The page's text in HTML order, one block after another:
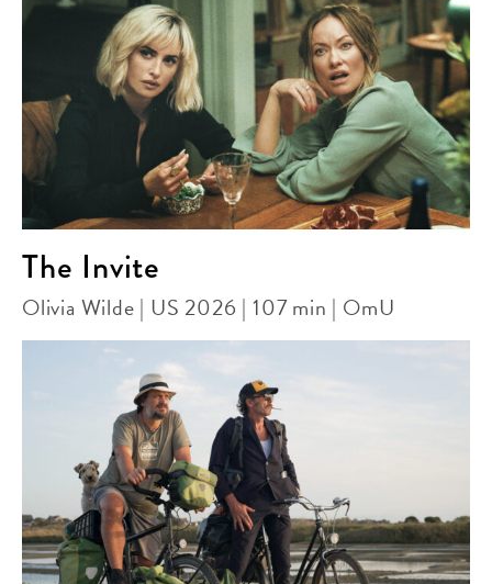
The Invite
Olivia Wilde | US 2026 | 107 min | OmU